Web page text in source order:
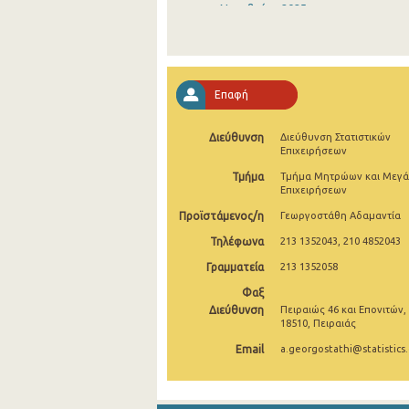
Νοεμβρίου 2025
Αυγούστου 2025
Ιουλίου 2025
Ιουνίου 2025
Απριλίου 2025
Μαρτίου 2025
Φεβρουαρίου 2025
Νοεμβρίου 2024
Επαφή
Διεύθυνση
Διεύθυνση Στατιστικών
Επιχειρήσεων
Τμήμα
Τμήμα Μητρώων και
Επιχειρήσεων
Προϊστάμενος/η Γεωργοστάθη Αδαμαντία
Τηλέφωνα 213 1352043, 210 4852043
Γραμματεία 213 1352058
Φαξ
Διεύθυνση
Πειραιώς 46 και
18510, Πειραιάς
Email